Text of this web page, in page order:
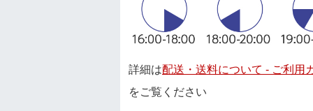
詳細は配送・送料について - ご利用
をご覧ください